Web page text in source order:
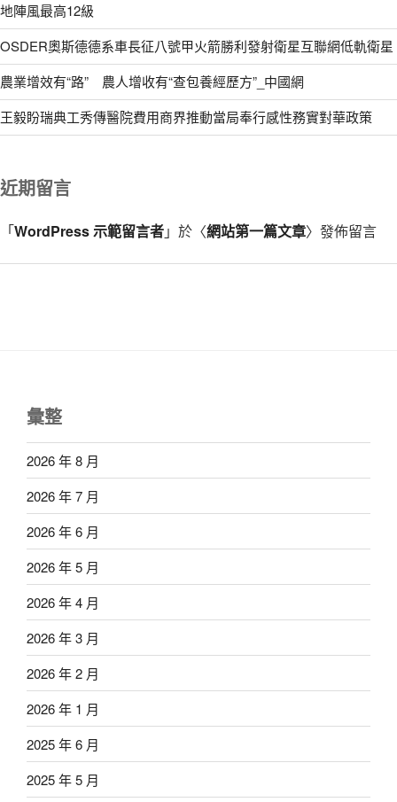
地陣風最高12級
OSDER奧斯德德系車長征八號甲火箭勝利發射衛星互聯網低軌衛星
農業增效有“路” 農人增收有“查包養經歷方”_中國網
王毅盼瑞典工秀傳醫院費用商界推動當局奉行感性務實對華政策
近期留言
「WordPress 示範留言者」於〈網站第一篇文章〉發佈留言
彙整
2026 年 8 月
2026 年 7 月
2026 年 6 月
2026 年 5 月
2026 年 4 月
2026 年 3 月
2026 年 2 月
2026 年 1 月
2025 年 6 月
2025 年 5 月